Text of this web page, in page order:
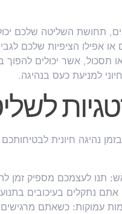
תחושת השליטה שלכם
אפילו הציפיות שלכם
תסכול, אשר יכולים
למניעת כעס בנהיגה.
נהיגה חיונית
תנו לעצמכם מספיק זמן
נתקלים בעיכובים
עמוקות: כשאתם מרגישים